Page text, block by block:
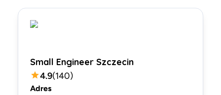
Small Engineer Szczecin
4.9(140)
Adres